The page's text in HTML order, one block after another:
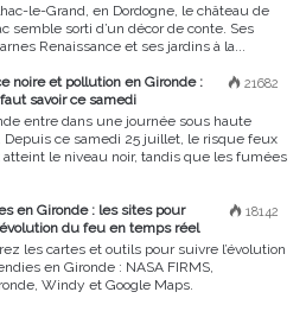
le-Grand, en Dordogne, le château de
semble sorti d’un décor de conte. Ses
Renaissance et ses jardins à la...
21682
noire et pollution en Gironde :
savoir ce samedi
entre dans une journée sous haute
Depuis ce samedi 25 juillet, le risque feux
atteint le niveau noir, tandis que les fumées
18142
en Gironde : les sites pour
du feu en temps réel
les cartes et outils pour suivre l’évolution
en Gironde : NASA FIRMS,
Windy et Google Maps.